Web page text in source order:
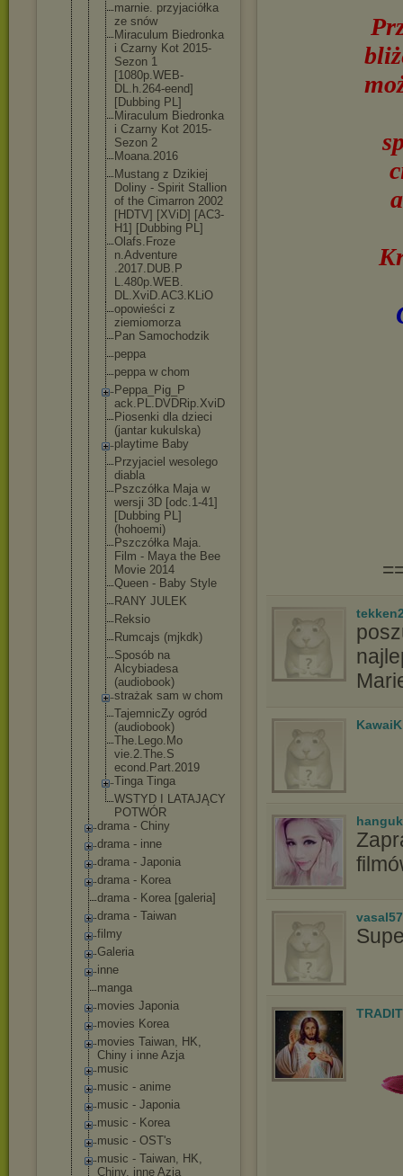
marnie. przyjaciółka
ze snów
Miraculum Biedronka
i Czarny Kot 2015-
Sezon 1
[1080p.WEB-
DL.h.264-eend]
[Dubbing PL]
Miraculum Biedronka
i Czarny Kot 2015-
Sezon 2
Moana.2016
Mustang z Dzikiej
Doliny - Spirit Stallion
of the Cimarron 2002
[HDTV] [XViD] [AC3-
H1] [Dubbing PL]
Olafs.Froze
n.Adventure
.2017.DUB.P
L.480p.WEB.
DL.XviD.AC3.KLiO
opowieści z
ziemiomorza
Pan Samochodzik
peppa
peppa w chom
Peppa_Pig_P
ack.PL.DVDRip.XviD
Piosenki dla dzieci
(jantar kukulska)
playtime Baby
Przyjaciel wesolego
diabla
Pszczółka Maja w
wersji 3D [odc.1-41]
[Dubbing PL]
(hohoemi)
Pszczółka Maja.
Film - Maya the Bee
Movie 2014
Queen - Baby Style
RANY JULEK
Reksio
Rumcajs (mjkdk)
Sposób na
Alcybiadesa
(audiobook)
strażak sam w chom
TajemnicZy ogród
(audiobook)
The.Lego.Mo
vie.2.The.S
econd.Part.2019
Tinga Tinga
WSTYD I LATAJĄCY
POTWÓR
drama - Chiny
drama - inne
drama - Japonia
drama - Korea
drama - Korea [galeria]
drama - Taiwan
filmy
Galeria
inne
manga
movies Japonia
movies Korea
movies Taiwan, HK,
Chiny i inne Azja
music
music - anime
music - Japonia
music - Korea
music - OST's
music - Taiwan, HK,
Chiny, inne Azja